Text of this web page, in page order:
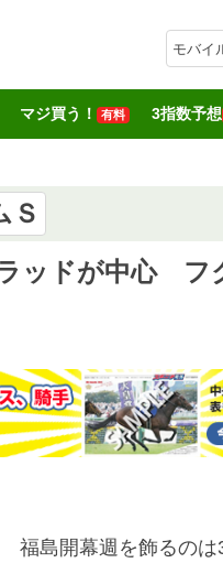
モバイ
マジ買う！ 有料 3指数予想
Ｓ
ッドが中心 フ
福島開幕週を飾るのは